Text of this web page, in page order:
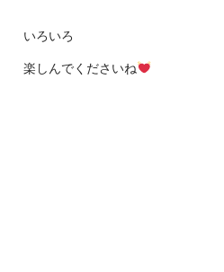
いろいろ
楽しんでくださいね